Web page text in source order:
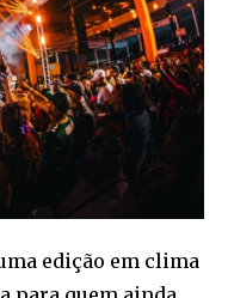
edição em clima